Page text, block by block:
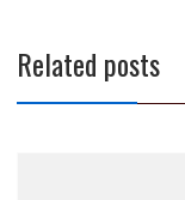
Related posts